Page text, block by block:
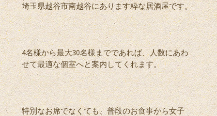
埼玉県越谷市南越谷にあります粋な居酒屋です。
4名様から最大30名様までであれば、人数にあわ
せて最適な個室へと案内してくれます。
特別なお席でなくても、普段のお食事から女子